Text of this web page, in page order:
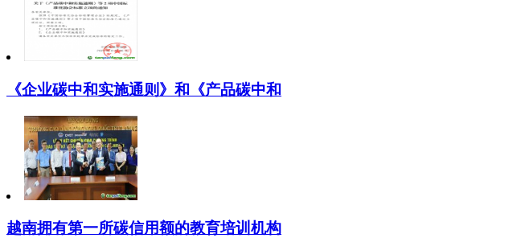
《企业碳中和实施通则》和《产品碳中和
越南拥有第一所碳信用额的教育培训机构